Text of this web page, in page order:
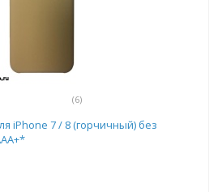
(6)
iPhone 7 / 8 (горчичный) без